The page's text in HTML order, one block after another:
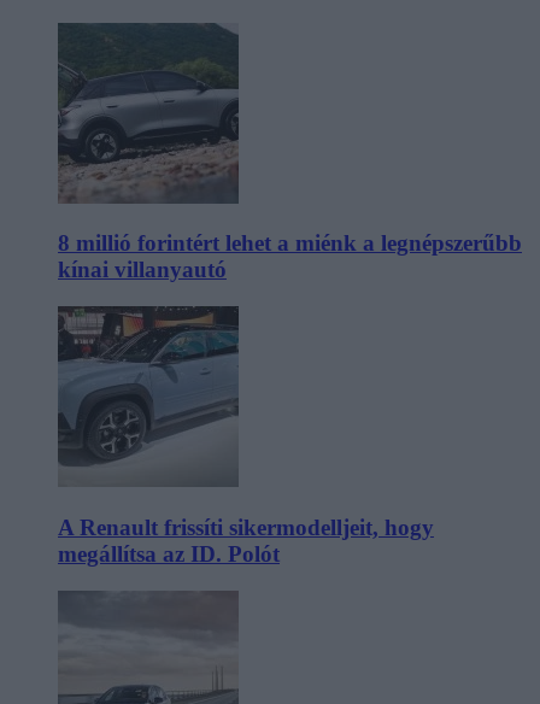
8 millió forintért lehet a miénk a legnépszerűbb
kínai villanyautó
A Renault frissíti sikermodelljeit, hogy
megállítsa az ID. Polót